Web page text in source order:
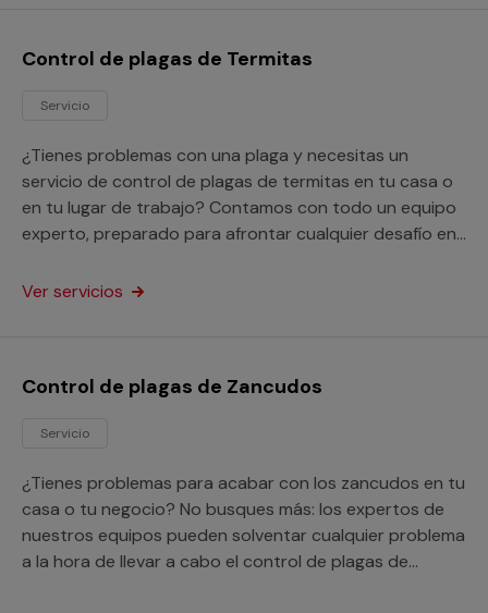
Control de plagas de Termitas
Servicio
¿Tienes problemas con una plaga y necesitas un
servicio de control de plagas de termitas en tu casa o
en tu lugar de trabajo? Contamos con todo un equipo
experto, preparado para afrontar cualquier desafío en
Ver servicios
Control de plagas de Zancudos
Servicio
¿Tienes problemas para acabar con los zancudos en tu
casa o tu negocio? No busques más: los expertos de
nuestros equipos pueden solventar cualquier problema
a la hora de llevar a cabo el control de plagas de